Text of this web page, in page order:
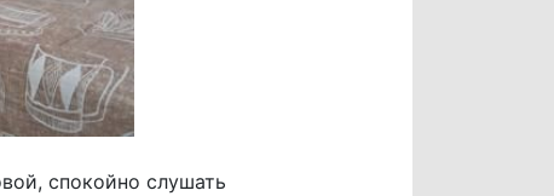
спокойно слушать